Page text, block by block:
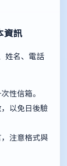
資訊
姓名、電話
性信箱。
以免日後驗
注意格式與